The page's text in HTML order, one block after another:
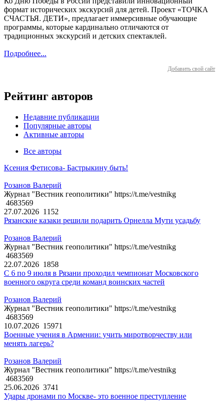
формат исторических экскурсий для детей. Проект «ТОЧКА
СЧАСТЬЯ. ДЕТИ», предлагает иммерсивные обучающие
программы, которые кардинально отличаются от
традиционных экскурсий и детских спектаклей.
Подробнее...
Добавить свой сайт
Рейтинг авторов
Недавние публикации
Популярные авторы
Активные авторы
Все авторы
Ксения Фетисова- Бастрыкину быть!
Розанов Валерий
Журнал "Вестник геополитики" https://t.me/vestnikg
4683569
27.07.2026 1152
Рязанские казаки решили подарить Орнелла Мути усадьбу
Розанов Валерий
Журнал "Вестник геополитики" https://t.me/vestnikg
4683569
22.07.2026 1858
С 6 по 9 июля в Рязани проходил чемпионат Московского
военного округа среди команд воинских частей
Розанов Валерий
Журнал "Вестник геополитики" https://t.me/vestnikg
4683569
10.07.2026 15971
Военные учения в Армении: учить миротворчеству или
менять лагерь?
Розанов Валерий
Журнал "Вестник геополитики" https://t.me/vestnikg
4683569
25.06.2026 3741
Удары дронами по Москве- это военное преступление